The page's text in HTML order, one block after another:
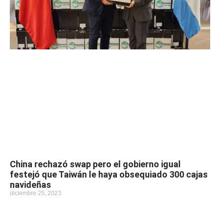
China rechazó swap pero el gobierno igual
festejó que Taiwán le haya obsequiado 300 cajas
navideñas
diciembre 25, 2023